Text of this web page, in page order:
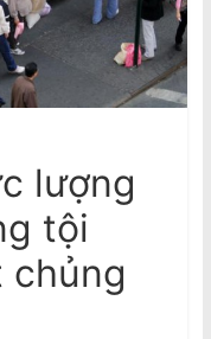
Information
và Qatar suýt
Sydney
lượng
tội
chủng